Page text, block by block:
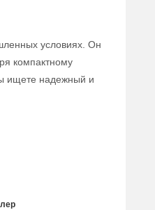
условиях. Он
компактному
ищете надежный и